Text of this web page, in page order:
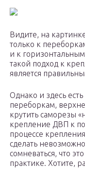
Видите, на
только к
и к
такой подход к
является
Однако и здесь
переборкам,
крутить саморезы
крепление ДВП к
процессе
сделать
сомневаться, что
практике. Хотите,